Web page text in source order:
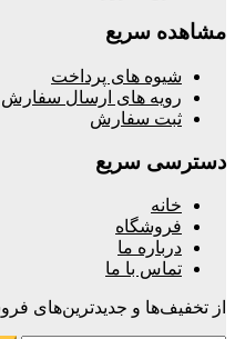
مشاهده سریع
شیوه های پرداخت
رویه های ارسال سفارش
ثبت سفارش
دسترسی سریع
خانه
فروشگاه
درباره ما
تماس با ما
از تخفیف‌ها و جدیدترین‌های